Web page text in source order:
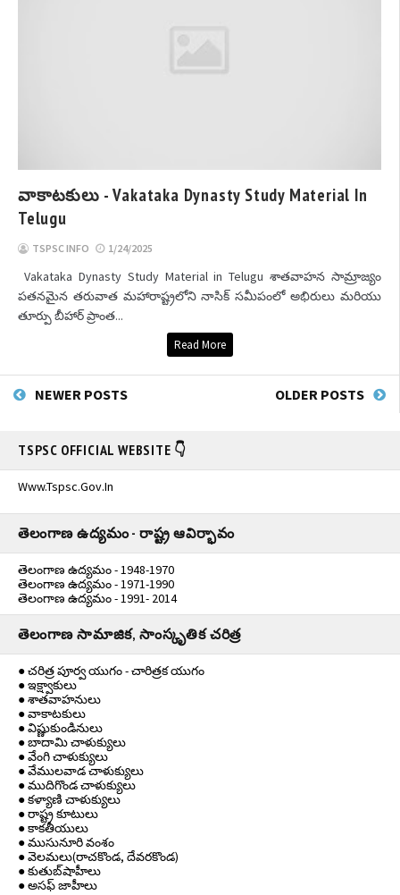
వాకాటకులు - Vakataka Dynasty Study Material In
Telugu
TSPSC INFO 1/24/2025
Vakataka Dynasty Study Material in Telugu శాతవాహన సామ్రాజ్యం
పతనమైన తరువాత మహారాష్ట్రలోని నాసిక్ సమీపంలో అభిరులు మరియు
తూర్పు బీహార్ ప్రాంత...
Read More
NEWER POSTS OLDER POSTS
TSPSC OFFICIAL WEBSITE 👇
Www.tspsc.gov.in
తెలంగాణ ఉద్యమం - రాష్ట్ర ఆవిర్భావం
తెలంగాణ ఉద్యమం - 1948-1970
తెలంగాణ ఉద్యమం - 1971-1990
తెలంగాణ ఉద్యమం - 1991- 2014
తెలంగాణ సామాజిక, సాంస్కృతిక చరిత్ర
● చరిత్ర పూర్వ యుగం - చారిత్రక యుగం
● ఇక్ష్వాకులు
● శాతవాహనులు
● వాకాటకులు
● విష్ణుకుండినులు
● బాదామి చాళుక్యులు
● వేంగి చాళుక్యులు
● వేములవాడ చాళుక్యులు
● ముదిగొండ చాళుక్యులు
● కళ్యాణి చాళుక్యులు
● రాష్ట్ర కూటులు
● కాకతీయులు
● ముసునూరి వంశం
● వెలమలు(రాచకొండ, దేవరకొండ)
● కుతుబ్‌షాహీలు
● అసఫ్ జాహీలు